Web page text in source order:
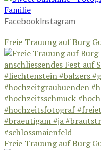
FacebookInstagram
Freie Trauung auf Burg
Freie Trauung auf Burg